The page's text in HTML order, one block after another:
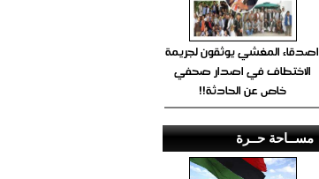
اصدقاء المغشي يوثقون لجريمة
الاختطاف في اصدار صحفي
خاص عن الحادثة!!
مســاحة حــرة